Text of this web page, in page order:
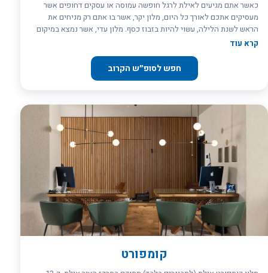
כאשר אתם מגיעים לאילת לרגל חופשה עמוסה או עסקים דחופים אשר
מעסיקים אתכם לאורך כל היום, מלון יקר, אשר בו אתם רק מניחים את
הראש לשנת הלילה, עשוי להיות בזבוז כסף. מלון עדי, אשר נמצא במיקום
מרכזי בעיר, יחסוך לכם את כאב הראש שבחיפוש מלון משתלם ובקרבת
בילויים. כל אחד מהסוויטות והחדרים כולל טלוויזיה המחוברת ללווין,
אינטרנט חינמי, מקרר וכל מה שנדרש לכם למנוחה במהלך היום העמוס
שלכם. המלון מונגש ומתאים גם לבעלי מגבלות תנועה. &nbsp; חדר האוכל
המרווח של המלון מגיש ארוחות בוקר קונטיננטליות בהגשת מזנון, המכילה
את מיטב הגבינות, הסלטים והמאפים. ארוחות הצהריים/ערב אף הן אינן
נופלות מהן בטריותן ובטעמן והן מאפשרות לכם למלא מצברים ולאגור כוח
בתוך מתחם המלון קיימים מכון יופי, בית כנסת וחנות מזכרות והמלון מציע
לשוהים בו שיעורי התעמלות מסוגים שונים בסטודיו. בנוסף, קיים במלון
חדר משחקי וידיאו, אשר בו מכונות משחק שיעסיקו את בני הנוער והצעירים
שבאורחים. החניה מקורה וחינמית לאורחי המלון והאינטרנט האלחוטי
קרא עוד
חפש לסופ״ש הקרוב
קומפורט